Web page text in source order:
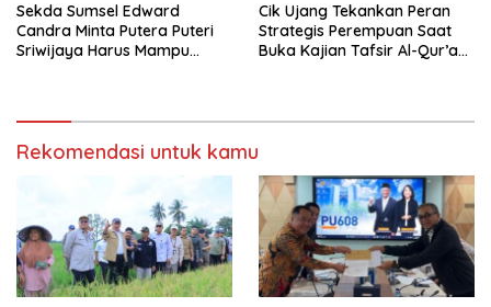
Sekda Sumsel Edward
Candra Minta Putera Puteri
Sriwijaya Harus Mampu
Cik Ujang Tekankan Peran
Strategis Perempuan Saat
Buka Kajian Tafsir Al-Qur’an
Rekomendasi untuk kamu